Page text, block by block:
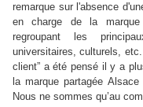
remarque sur l'absence
en charge de la marque
regroupant les
universitaires, culturels,
client” a été pensé il y a
la marque partagée
Nous ne sommes qu’au